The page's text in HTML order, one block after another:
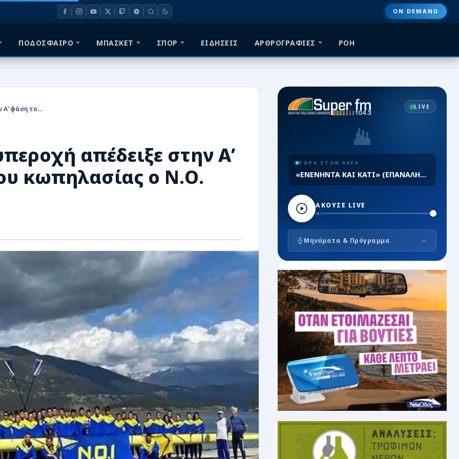
ON DEMAND
ΠΟΔΟΣΦΑΙΡΟ ΜΠΑΣΚΕΤ ΣΠΟΡ ΕΙΔΗΣΕΙΣ ΑΡΘΡΟΓΡΑΦΙΕΣ ΡΟΗ
Την αγωνιστική του υπεροχή απέδειξε στην Α’ φάση του πανελλήνιου κωπηλασίας ο Ν.Ο. Ιωαννίνων
απέδειξε στην Α’
κωπηλασίας ο Ν.Ο.
LIVE
ΤΩΡΑ ΣΤΟΝ ΑΕΡΑ
«ΕΝΕΝΗΝΤΑ ΚΑΙ ΚΑΤΙ» (ΕΠΑΝΑΛΗΨΗ)
ΑΚΟΥΣΕ LIVE
Μηνύματα & Πρόγραμμα